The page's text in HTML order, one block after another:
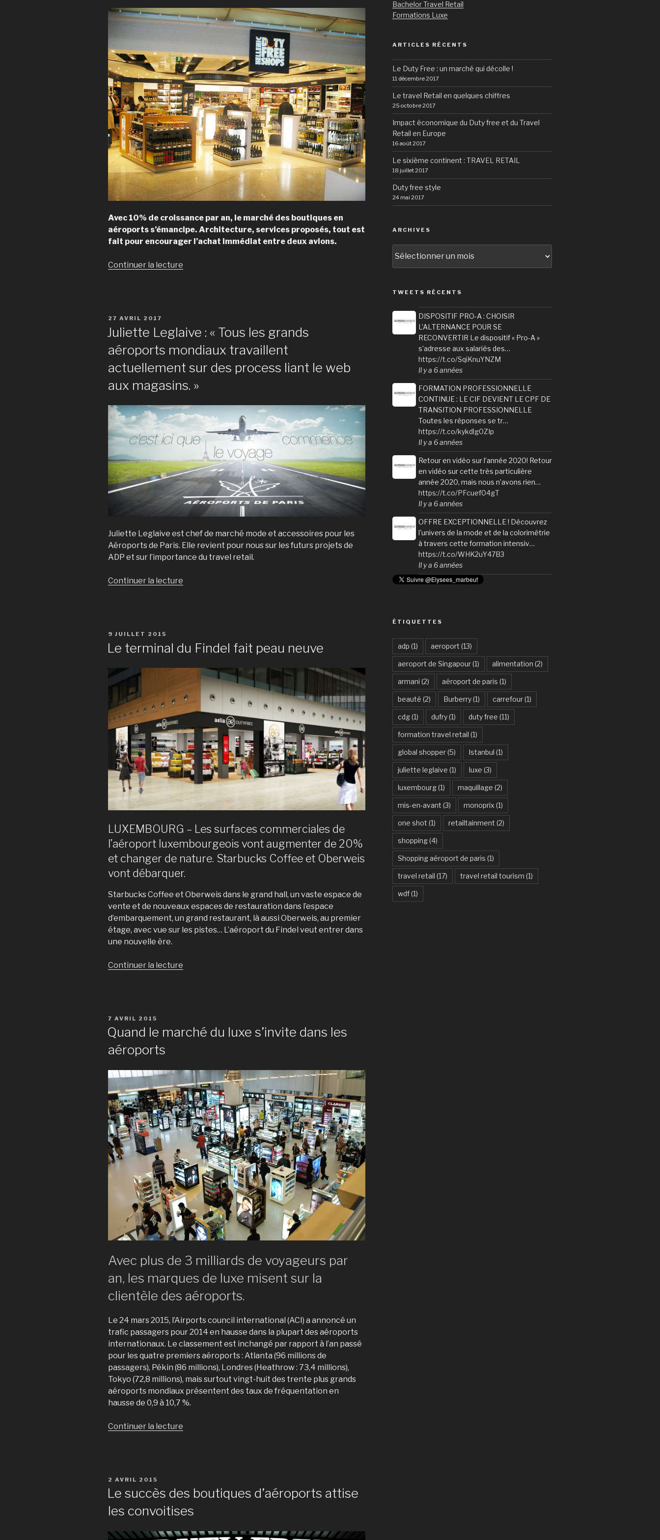
Avec 10% de croissance par an, le marché des boutiques en
aéroports s’émancipe. Architecture, services proposés, tout est
fait pour encourager l’achat immédiat entre deux avions.
Continuer la lecture
PUBLIÉ
LE
27 AVRIL 2017
Juliette Leglaive : « Tous les grands
aéroports mondiaux travaillent
actuellement sur des process liant le web
aux magasins. »
Juliette Leglaive est chef de marché mode et accessoires pour les
Aéroports de Paris. Elle revient pour nous sur les futurs projets de
ADP et sur l’importance du travel retail.
Continuer la lecture
grands
mondiaux
travaillent
actuellement
sur
process
liant
le
web
aux
magasins. » »
PUBLIÉ
LE
9 JUILLET 2015
Le terminal du Findel fait peau neuve
LUXEMBOURG – Les surfaces commerciales de
l’aéroport luxembourgeois vont augmenter de 20%
et changer de nature. Starbucks Coffee et Oberweis
vont débarquer.
Starbucks Coffee et Oberweis dans le grand hall, un vaste espace de
vente et de nouveaux espaces de restauration dans l’espace
d’embarquement, un grand restaurant, là aussi Oberweis, au premier
étage, avec vue sur les pistes… L’aéroport du Findel veut entrer dans
une nouvelle ère.
Continuer la lecture
peau
PUBLIÉ
LE
7 AVRIL 2015
Quand le marché du luxe s’invite dans les
aéroports
Avec plus de 3 milliards de voyageurs par
an, les marques de luxe misent sur la
clientèle des aéroports.
Le 24 mars 2015, l’Airports council international (ACI) a annoncé un
trafic passagers pour 2014 en hausse dans la plupart des aéroports
internationaux. Le classement est inchangé par rapport à l’an passé
pour les quatre premiers aéroports : Atlanta (96 millions de
passagers), Pékin (86 millions), Londres (Heathrow : 73,4 millions),
Tokyo (72,8 millions), mais surtout vingt-huit des trente plus grands
aéroports mondiaux présentent des taux de fréquentation en
hausse de 0,9 à 10,7 %.
Continuer la lecture
s’invite
dans
aéroports »
PUBLIÉ
LE
2 AVRIL 2015
Le succès des boutiques d’aéroports attise
les convoitises
Bachelor Travel Retail
Formations Luxe
ARTICLES RÉCENTS
Le Duty Free : un marché qui décolle !
11 décembre 2017
Le travel Retail en quelques chiffres
25 octobre 2017
Impact économique du Duty free et du Travel
Retail en Europe
16 août 2017
Le sixième continent : TRAVEL RETAIL
18 juillet 2017
Duty free style
24 mai 2017
ARCHIVES
TWEETS RÉCENTS
DISPOSITIF PRO-A : CHOISIR
L’ALTERNANCE POUR SE
RECONVERTIR Le dispositif « Pro-A »
s’adresse aux salariés des…
https://t.co/SqiKnuYNZM
Il y a 6 années
FORMATION PROFESSIONNELLE
CONTINUE : LE CIF DEVIENT LE CPF DE
TRANSITION PROFESSIONNELLE
Toutes les réponses se tr…
https://t.co/kykdlg0ZIp
Il y a 6 années
Retour en vidéo sur l’année 2020! Retour
en vidéo sur cette très particulière
année 2020, mais nous n’avons rien…
https://t.co/PFcuef04gT
Il y a 6 années
OFFRE EXCEPTIONNELLE ! Découvrez
l'univers de la mode et de la colorimétrie
à travers cette formation intensiv…
https://t.co/WHK2uY47B3
Il y a 6 années
ÉTIQUETTES
adp (1) aeroport (13)
aeroport de Singapour(1) alimentation (2)
armani (2) aéroport de paris (1)
beauté (2) Burberry(1) carrefour(1)
cdg(1) dufry(1) duty free (11)
formation travel retail (1)
global shopper(5) Istanbul (1)
juliette leglaive (1) luxe (3)
luxembourg(1) maquillage (2)
mis-en-avant (3) monoprix (1)
one shot (1) retailtainment (2)
shopping(4)
Shopping aéroport de paris (1)
travel retail (17) travel retail tourism (1)
wdf(1)